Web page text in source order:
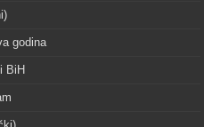
godina
BiH